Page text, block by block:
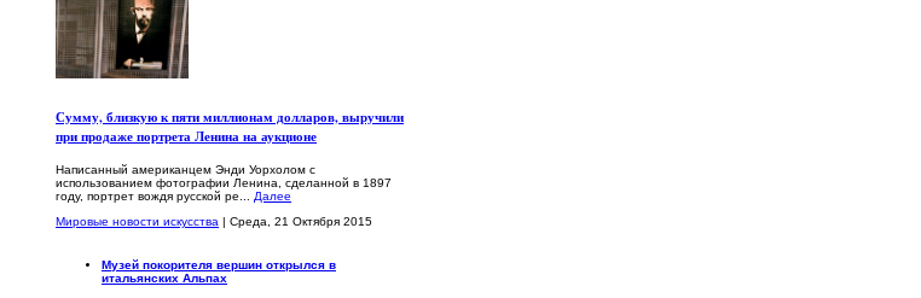
Сумму, близкую к пяти миллионам долларов, выручили
при продаже портрета Ленина на аукционе
Написанный американцем Энди Уорхолом с
использованием фотографии Ленина, сделанной в 1897
году, портрет вождя русской ре... Далее
Мировые новости искусства | Среда, 21 Октября 2015
Музей покорителя вершин открылся в
итальянских Альпах